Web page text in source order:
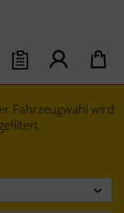
Fahrzeugwahl wird